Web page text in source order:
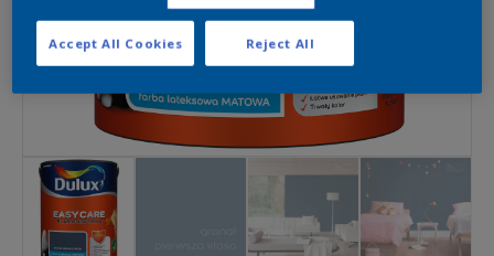
Reject All
Accept All Cookies